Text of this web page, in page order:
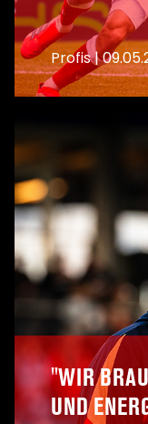
Profis|
"WIR
UND